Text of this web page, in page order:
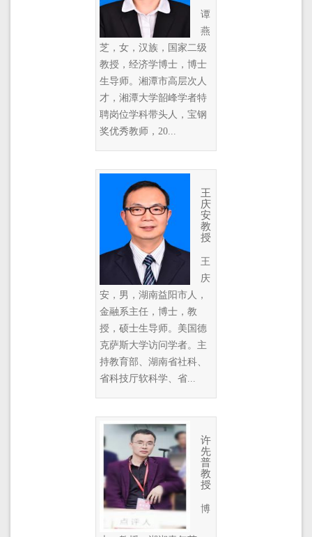
谭
燕
芝，女，汉族，国家二级
教授，经济学博士，博士
生导师。湘潭市高层次人
才，湘潭大学韶峰学者特
聘岗位学科带头人，宝钢
奖优秀教师，20...
王
庆
安
教
授
王
庆
安，男，湖南益阳市人，
金融系主任，博士，教
授，硕士生导师。美国德
克萨斯大学访问学者。主
持教育部、湖南省社科、
省科技厅软科学、省...
许
先
普
教
授
博